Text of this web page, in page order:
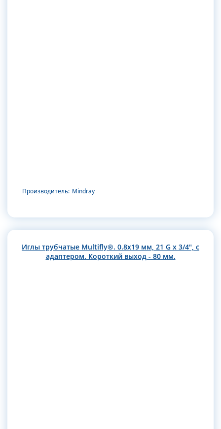
Производитель: Mindray
Иглы трубчатые Multifly®. 0.8х19 мм, 21 G x 3/4", с
адаптером. Короткий выход - 80 мм.